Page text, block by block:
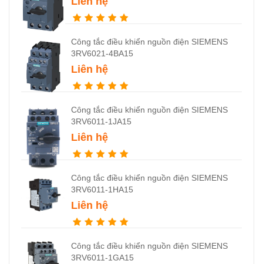
Công tắc điều khiển nguồn điện SIEMENS
3RV6021-4BA15
Liên hệ
Công tắc điều khiển nguồn điện SIEMENS
3RV6011-1JA15
Liên hệ
Công tắc điều khiển nguồn điện SIEMENS
3RV6011-1HA15
Liên hệ
Công tắc điều khiển nguồn điện SIEMENS
3RV6011-1GA15